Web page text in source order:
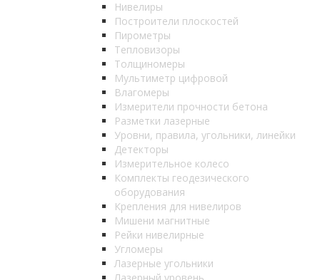
Нивелиры
Построители плоскостей
Пирометры
Тепловизоры
Толщиномеры
Мультиметр цифровой
Влагомеры
Измерители прочности бетона
Разметки лазерные
Уровни, правила, угольники, линейки
Детекторы
Измерительное колесо
Комплекты геодезического
оборудования
Крепления для нивелиров
Мишени магнитные
Рейки нивелирные
Угломеры
Лазерные угольники
Лазерный уровень